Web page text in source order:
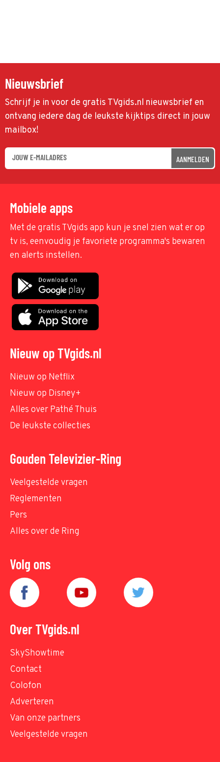
Nieuwsbrief
Schrijf je in voor de gratis TVgids.nl nieuwsbrief en
ontvang iedere dag de leukste kijktips direct in jouw
mailbox!
AANMELDEN
Mobiele apps
Met de gratis TVgids app kun je snel zien wat er op
tv is, eenvoudig je favoriete programma's bewaren
en alerts instellen.
Nieuw op TVgids.nl
Nieuw op Netflix
Nieuw op Disney+
Alles over Pathé Thuis
De leukste collecties
Gouden Televizier-Ring
Veelgestelde vragen
Reglementen
Pers
Alles over de Ring
Volg ons
Over TVgids.nl
SkyShowtime
Contact
Colofon
Adverteren
Van onze partners
Veelgestelde vragen